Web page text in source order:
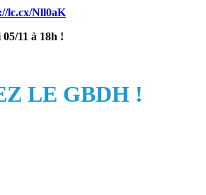
lc.cx/Nll0aK
11 à 18h !
LE GBDH !